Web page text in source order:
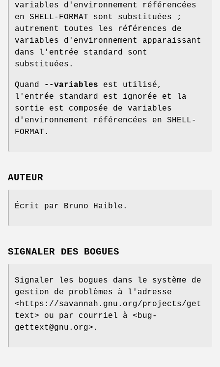
variables d'environnement référencées
en SHELL-FORMAT sont substituées ;
autrement toutes les références de
variables d'environnement apparaissant
dans l'entrée standard sont
substituées.
Quand --variables est utilisé,
l'entrée standard est ignorée et la
sortie est composée de variables
d'environnement référencées en SHELL-
FORMAT.
AUTEUR
Écrit par Bruno Haible.
SIGNALER DES BOGUES
Signaler les bogues dans le système de
gestion de problèmes à l'adresse
<https://savannah.gnu.org/projects/get
text> ou par courriel à <bug-
gettext@gnu.org>.